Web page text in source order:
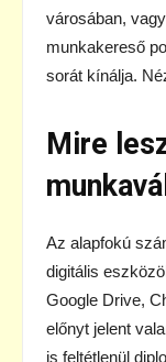
városában,
munkakereső
sorát kínálja.
Mire
Az alapfokú
digitális
Google Drive,
előnyt jelent
is feltétlenül